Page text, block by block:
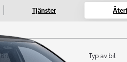
Tjänster
Bränsle
Typ av bil